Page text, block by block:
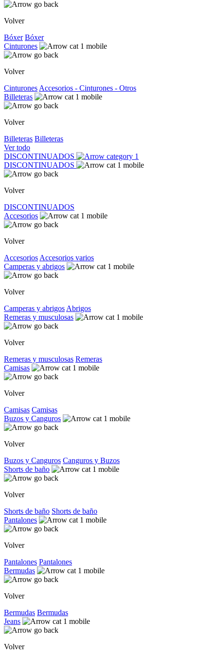
Volver
Bóxer Bóxer
Cinturones
Volver
Cinturones Accesorios - Cinturones - Otros
Billeteras
Volver
Billeteras Billeteras
Ver todo
DISCONTINUADOS
DISCONTINUADOS
Volver
DISCONTINUADOS
Accesorios
Volver
Accesorios Accesorios varios
Camperas y abrigos
Volver
Camperas y abrigos Abrigos
Remeras y musculosas
Volver
Remeras y musculosas Remeras
Camisas
Volver
Camisas Camisas
Buzos y Canguros
Volver
Buzos y Canguros Canguros y Buzos
Shorts de baño
Volver
Shorts de baño Shorts de baño
Pantalones
Volver
Pantalones Pantalones
Bermudas
Volver
Bermudas Bermudas
Jeans
Volver